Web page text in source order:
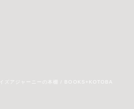
ズアジャーニーの本棚 / BOOKS+KOTOBA